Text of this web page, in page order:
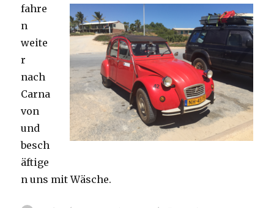
fahre
n
weite
r
nach
Carna
von
und
besch
äftige
n uns mit Wäsche.